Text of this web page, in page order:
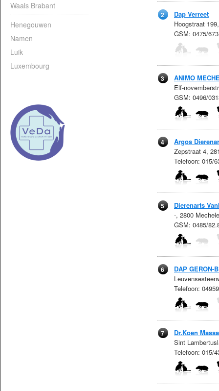
Waals Brabant
Henegouwen
Namen
Luik
Luxembourg
2
Dap Verreet
Hoogstraat
GSM: 0475/
3
ANIMO
Elf-
GSM: 0496/
4
Argos
Zepstraat 4,
Telefoon: 015/
5
Dierenarts
-, 2800
GSM: 0485/
6
DAP GERON-
Telefoon:
7
Dr.Koen
Sint
Telefoon: 015/